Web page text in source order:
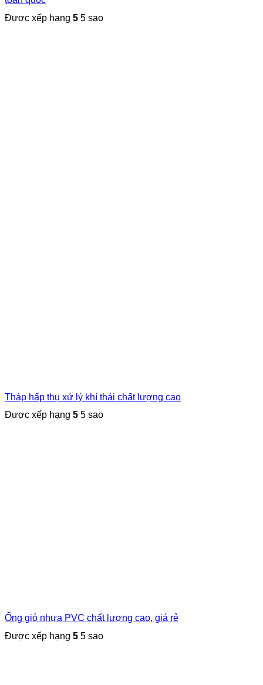
Được xếp hạng 5 5 sao
Tháp hấp thụ xử lý khí thải chất lượng cao
Được xếp hạng 5 5 sao
Ống gió nhựa PVC chất lượng cao, giá rẻ
Được xếp hạng 5 5 sao